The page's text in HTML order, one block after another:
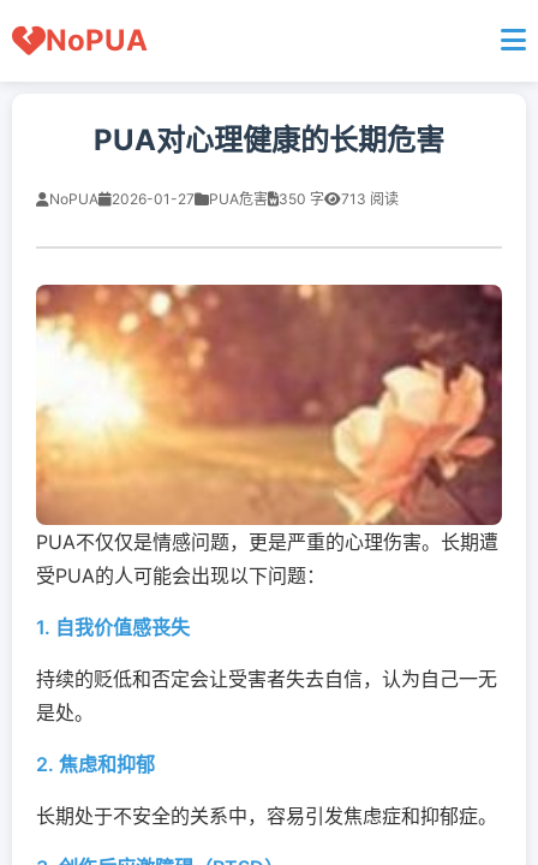
NoPUA
PUA对心理健康的长期危害
NoPUA 2026-01-27 PUA危害 350 字 713 阅读
PUA不仅仅是情感问题，更是严重的心理伤害。长期遭
受PUA的人可能会出现以下问题：
1. 自我价值感丧失
持续的贬低和否定会让受害者失去自信，认为自己一无
是处。
2. 焦虑和抑郁
长期处于不安全的关系中，容易引发焦虑症和抑郁症。